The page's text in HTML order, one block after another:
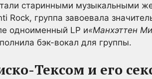
старинными музыкальными
Rock, группа завоевала
одноименный LP и«Манхэттен
бэк-вокал для группы.
Тексом и его